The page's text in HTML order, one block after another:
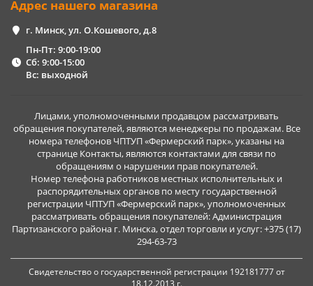
Адрес нашего магазина
г. Минск, ул. О.Кошевого, д.8
Пн-Пт: 9:00-19:00
Сб: 9:00-15:00
Вс: выходной
Лицами, уполномоченными продавцом рассматривать
обращения покупателей, являются менеджеры по продажам. Все
номера телефонов ЧПТУП «Фермерский парк», указаны на
странице Контакты, являются контактами для связи по
обращениям о нарушении прав покупателей.
Номер телефона работников местных исполнительных и
распорядительных органов по месту государственной
регистрации ЧПТУП «Фермерский парк», уполномоченных
рассматривать обращения покупателей: Администрация
Партизанского района г. Минска, отдел торговли и услуг: +375 (17)
294-63-73
Свидетельство о государственной регистрации 192181777 от
18.12.2013 г.